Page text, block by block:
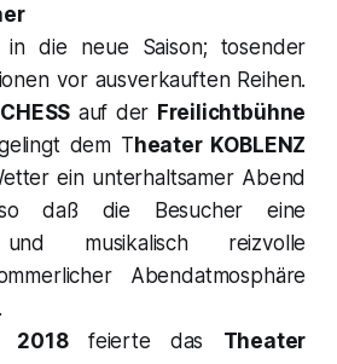
in die neue Saison; tosender
vor ausverkauften Reihen.
auf der Freilichtbühne
dem Theater KOBLENZ
ein unterhaltsamer Abend
daß die Besucher eine
und musikalisch reizvolle
Abendatmosphäre
2018feierte das Theater